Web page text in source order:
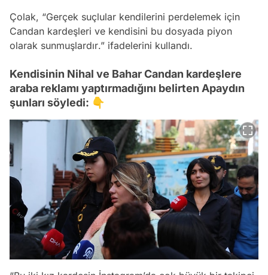
Çolak, “Gerçek suçlular kendilerini perdelemek için
Candan kardeşleri ve kendisini bu dosyada piyon
olarak sunmuşlardır.” ifadelerini kullandı.
Kendisinin Nihal ve Bahar Candan kardeşlere
araba reklamı yaptırmadığını belirten Apaydın
şunları söyledi: 👇